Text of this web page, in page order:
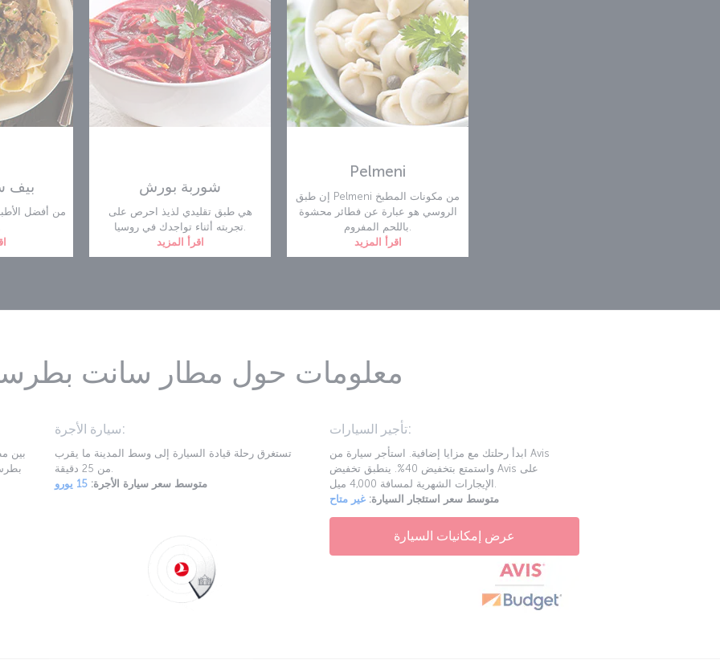
بيف
من أفضل
شوربة بورش
هي طبق تقليدي لذيذ احرص على
اقرأ المزيد
Pelmeni
إن طبق Pelmeni من مكونات المطبخ
الروسي هو عبارة عن فطائر محشوة
اقرأ المزيد
معلومات حول مطار سانت
سيارة الأجرة:
تستغرق رحلة قيادة السيارة إلى وسط المدينة ما يقرب
متوسط سعر سيارة الأجرة: 15 يورو
تأجير السيارات:
ابدأ رحلتك مع مزايا إضافية. استأجر سيارة من Avis
واستمتع بتخفيض 40%. ينطبق تخفيض Avis على
متوسط سعر استئجار السيارة: غير متاح
عرض إمكانيات السيارة